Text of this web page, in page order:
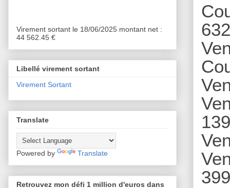
Virement sortant le 18/06/2025 montant net :
44 562.45 €
Libellé virement sortant
Virement Sortant
Translate
Powered by Translate
Retrouvez mon défi 1 million d'euros dans